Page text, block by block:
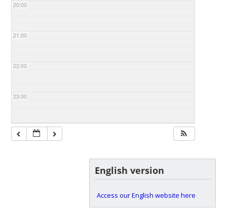
20:00
21:00
22:00
23:00
English version
Access our English website here